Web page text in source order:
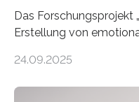
Das Forschungsprojekt
Erstellung von
Förderung in Höhe von
24.09.2025